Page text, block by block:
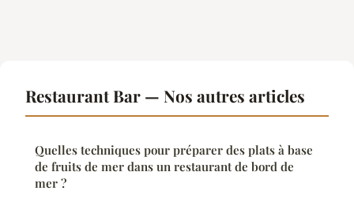
Restaurant Bar — Nos autres articles
Quelles techniques pour préparer des plats à base
de fruits de mer dans un restaurant de bord de
mer ?